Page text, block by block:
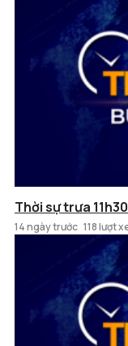
Thời sự trưa
14 ngày trước 118 lượt